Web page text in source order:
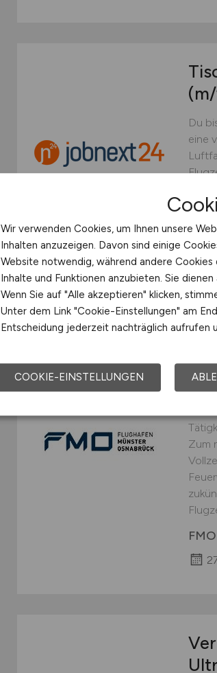
Du
eine
Zum
Wir verwenden Cookies, um Ihnen unsere
Inhalten anzuzeigen. Davon sind einige
Website notwendig, während andere
Inhalte und Funktionen anzubieten. Sie
Wenn Sie auf "Alle akzeptieren" klicken,
Unter dem Link "Cookie-Einstellungen" am
Entscheidung jederzeit nachträglich aufrufen
COOKIE-EINSTELLUNGEN